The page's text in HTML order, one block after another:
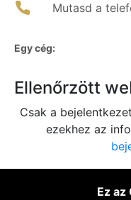
Mutasd a
Egy cég:
Ellenőrzött
Csak a
ezekhez az
Ez az